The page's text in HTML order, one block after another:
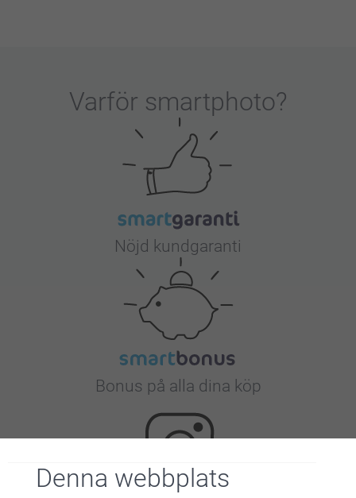
Denna webbplats
Varför smartphoto?
Nöjd kundgaranti
Bonus på alla dina köp